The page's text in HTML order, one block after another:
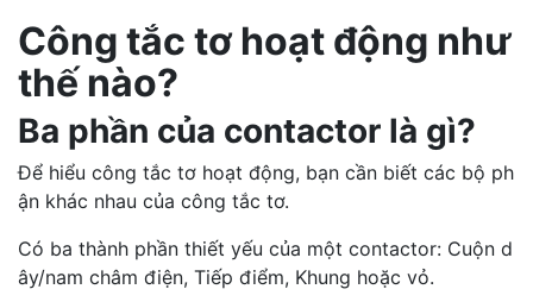
Công tắc tơ hoạt động như
thế nào?
Ba phần của contactor là gì?
Để hiểu công tắc tơ hoạt động, bạn cần biết các bộ ph
ận khác nhau của công tắc tơ.
Có ba thành phần thiết yếu của một contactor: Cuộn d
ây/nam châm điện, Tiếp điểm, Khung hoặc vỏ.